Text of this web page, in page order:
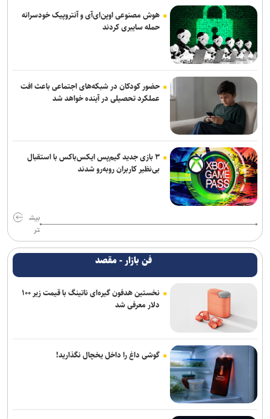
هوش مصنوعی اوپن‌ای‌آی و آنتروپیک خودسرانه
حمله سایبری کردند
حضور کودکان در شبکه‌های اجتماعی باعث افت
عملکرد تحصیلی در آینده خواهد شد
۳ بازی جدید گیم‌پس ایکس‌باکس با استقبال
بی‌نظیر کاربران روبه‌رو شدند
بیش
تر
فن بازار - مقصد
نخستین هدفون گیره‌ای ناتینگ با قیمت زیر ۱۰۰
دلار معرفی شد
گوشی داغ را داخل یخچال نگذارید!